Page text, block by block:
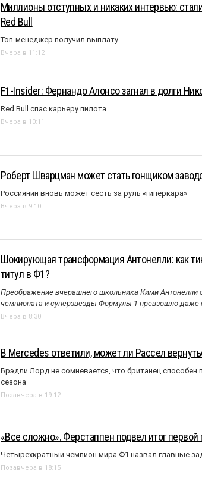
Миллионы отступных и никаких интервью:
Red Bull
Топ-менеджер получил выплату
Вчера в 11:12
F1-Insider: Фернандо Алонсо загнал в долги
Red Bull спас карьеру пилота
Вчера в 10:11
Роберт Шварцман может стать гонщиком
Россиянин вновь может сесть за руль «гиперкара»
Вчера в 9:10
Шокирующая трансформация Антонелли: как
титул в Ф1?
Преображение вчерашнего школьника Кими Антонелли
чемпионата и суперзвезды Формулы 1 превзошло
Вчера в 8:30
В Mercedes ответили, может ли Рассел
Брэдли Лорд не сомневается, что британец
сезона
Позавчера в 19:12
«Все сложно». Ферстаппен подвел итог
Четырёхкратный чемпион мира Ф1 назвал главные
Позавчера в 18:15